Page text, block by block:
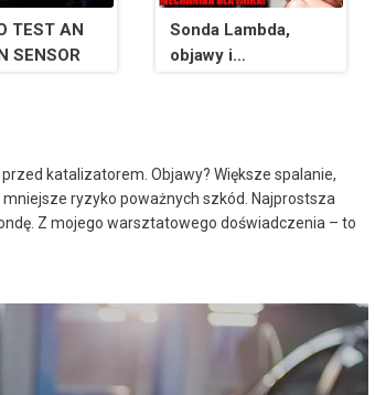
TEST AN
SENSOR
Sonda Lambda,
objawy i
katalizatorem. Objawy? Większe spalanie,
ryzyko poważnych szkód. Najprostsza
Z mojego warsztatowego doświadczenia – to